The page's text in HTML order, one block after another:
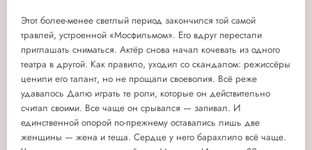
Этот более-менее светлый период закончился той самой
травлей, устроенной «Мосфильмом». Его вдруг перестали
приглашать сниматься. Актёр снова начал кочевать из одного
театра в другой. Как правило, уходил со скандалом: режиссёры
ценили его талант, но не прощали своеволия. Всё реже
удавалось Далю играть те роли, которые он действительно
считал своими. Все чаще он срывался — запивал. И
единственной опорой по-прежнему оставались лишь две
женщины — жена и теща. Сердце у него барахлило всё чаще.